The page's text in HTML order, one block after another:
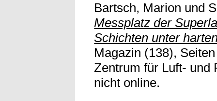
Bartsch, Marion und
Messplatz der
Schichten unter
Magazin (138),
Zentrum für Luft- und
nicht online.